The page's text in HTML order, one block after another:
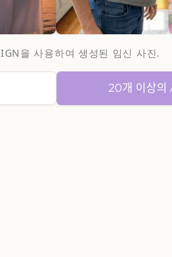
을 사용하여 생성된 임신 사진.
20개 이상의